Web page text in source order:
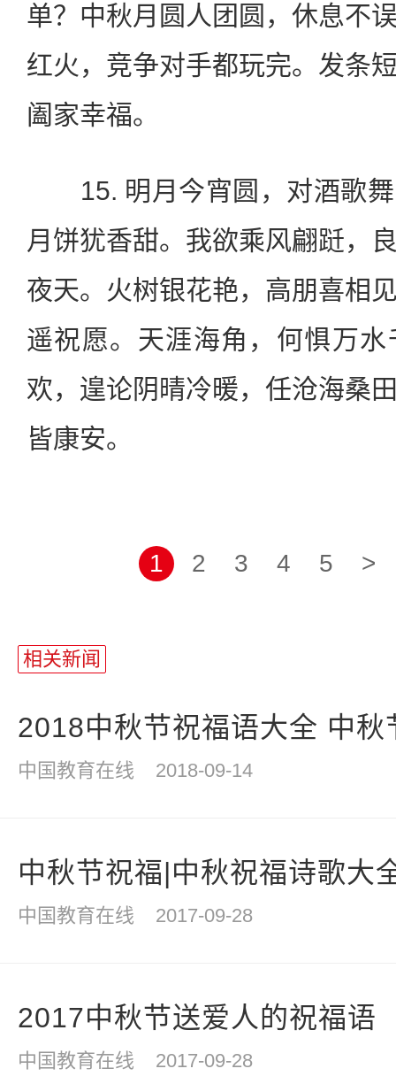
单？中秋月圆人团圆，休息不
红火，竞争对手都玩完。发条
阖家幸福。
15. 明月今宵圆，对酒歌舞
月饼犹香甜。我欲乘风翩跹，
夜天。火树银花艳，高朋喜相
遥祝愿。天涯海角，何惧万
欢，遑论阴晴冷暖，任沧海桑
皆康安。
1 2 3 4 5 >
相关新闻
2018中秋节祝福语大全 中
中国教育在线 2018-09-14
中秋节祝福|中秋祝福诗歌大
中国教育在线 2017-09-28
2017中秋节送爱人的祝福语
中国教育在线 2017-09-28